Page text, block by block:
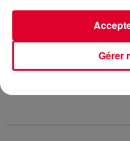
Gérer